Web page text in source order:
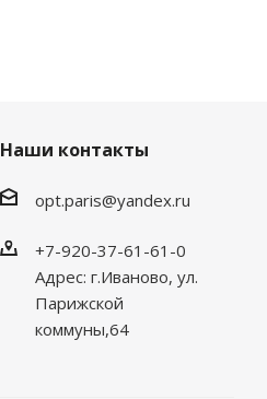
Наши контакты
opt.paris@yandex.ru
+7-920-37-61-61-0
Адрес: г.Иваново, ул.
Парижской
коммуны,64